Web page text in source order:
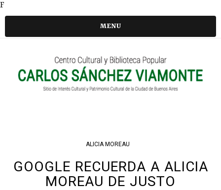
F
MENU
ALICIA MOREAU
GOOGLE RECUERDA A ALICIA
MOREAU DE JUSTO